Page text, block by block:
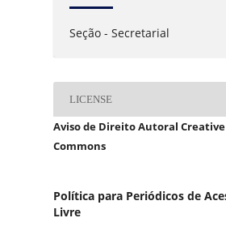
Seção - Secretarial
LICENSE
Aviso de Direito Autoral Creative
Commons
Política para Periódicos de
Livre